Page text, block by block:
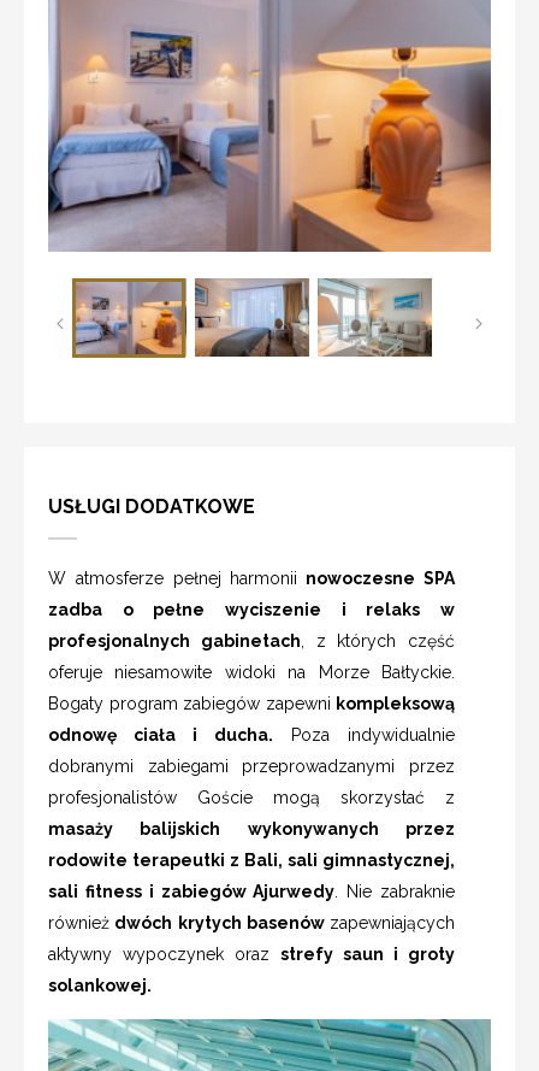
USŁUGI DODATKOWE
W atmosferze pełnej harmonii nowoczesne SPA
zadba o pełne wyciszenie i relaks w
profesjonalnych gabinetach , z których część
oferuje niesamowite widoki na Morze Bałtyckie.
Bogaty program zabiegów zapewni kompleksową
odnowę ciała i ducha. Poza indywidualnie
dobranymi zabiegami przeprowadzanymi przez
profesjonalistów Goście mogą skorzystać z
masaży balijskich wykonywanych przez
rodowite terapeutki z Bali, sali gimnastycznej,
sali fitness i zabiegów Ajurwedy . Nie zabraknie
również dwóch krytych basenów zapewniających
aktywny wypoczynek oraz strefy saun i groty
solankowej.